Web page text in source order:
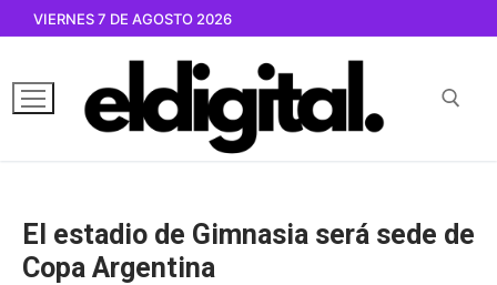
contenido
VIERNES 7 DE AGOSTO 2026
El estadio de Gimnasia será sede de
Copa Argentina